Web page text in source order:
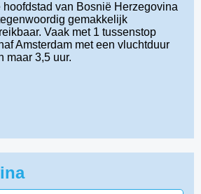
hoofdstad van Bosnië Herzegovina
gemakkelijk
Vaak met 1 tussenstop
Amsterdam met een vluchtduur
maar 3,5 uur.